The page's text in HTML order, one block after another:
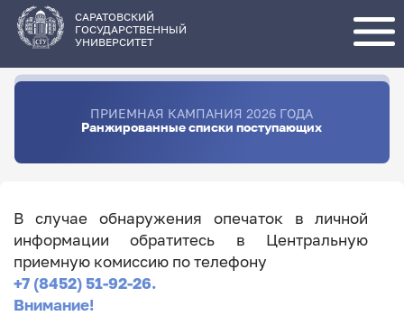
основному
содержанию
САРАТОВСКИЙ
ГОСУДАРСТВЕННЫЙ
УНИВЕРСИТЕТ
ПРИЕМНАЯ КАМПАНИЯ 2026 ГОДА
Ранжированные списки поступающих
В случае обнаружения опечаток в личной
информации обратитесь в Центральную
приемную комиссию по телефону
+7 (8452) 51-92-26.
Внимание!